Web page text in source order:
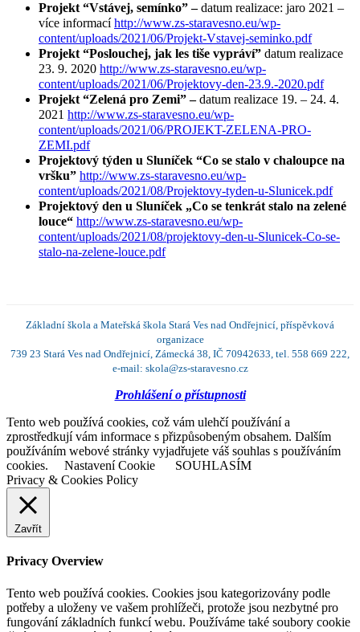
Projekt “Vstávej, semínko” –datum realizace: jaro 2021 –
více informacíhttp://www.zs-staravesno.eu/wp-
content/uploads/2021/06/Projekt-Vstavej-seminko.pdf
Projekt “Poslouchej, jak les tiše vypráví” datum realizace
23. 9. 2020 http://www.zs-staravesno.eu/wp-
content/uploads/2021/06/Projektovy-den-23.9.-2020.pdf
Projekt “Zelená pro Zemi” –datum realizace 19. – 24. 4.
2021 http://www.zs-staravesno.eu/wp-
content/uploads/2021/06/PROJEKT-ZELENA-PRO-
ZEMI.pdf
Projektový týden u Sluníček “Co se stalo v chaloupce na
vršku” http://www.zs-staravesno.eu/wp-
content/uploads/2021/08/Projektovy-tyden-u-Slunicek.pdf
Projektový den u Sluníček „Co se tenkrát stalo na zelené
louce“ http://www.zs-staravesno.eu/wp-
content/uploads/2021/08/projektovy-den-u-Slunicek-Co-se-
stalo-na-zelene-louce.pdf
Základní škola a Mateřská škola Stará Ves nad Ondřejnicí, příspěvková
organizace
739 23 Stará Ves nad Ondřejnicí, Zámecká 38, IČ 70942633, tel. 558 669 222,
e-mail: skola@zs-staravesno.cz
Prohlášení o přístupnosti
Tento web používá cookies, což vám ulehčí používání a
zprostředkují vám informace s přizpůsobeným obsahem. Dalším
používáním webové stránky vyjadřujete váš souhlas s používáním
cookies.
Nastavení Cookie
SOUHLASÍM
Privacy & Cookies Policy
Zavřít
Privacy Overview
Tento web používá cookies. Cookies jsou kategorizovány podle
potřeby a uloženy ve vašem prohlížeči, protože jsou nezbytné pro
fungování základních funkcí webu. Používáme také soubory cookie